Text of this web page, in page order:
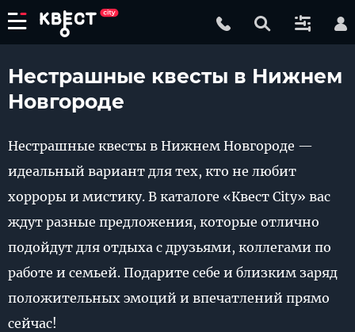
Нестрашные квесты в Нижнем
Новгороде
Нестрашные квесты в Нижнем Новгороде —
идеальный вариант для тех, кто не любит
хорроры и мистику. В каталоге «Квест City» вас
ждут разные предложения, которые отлично
подойдут для отдыха с друзьями, коллегами по
работе и семьей. Подарите себе и близким заряд
положительных эмоций и впечатлений прямо
сейчас!